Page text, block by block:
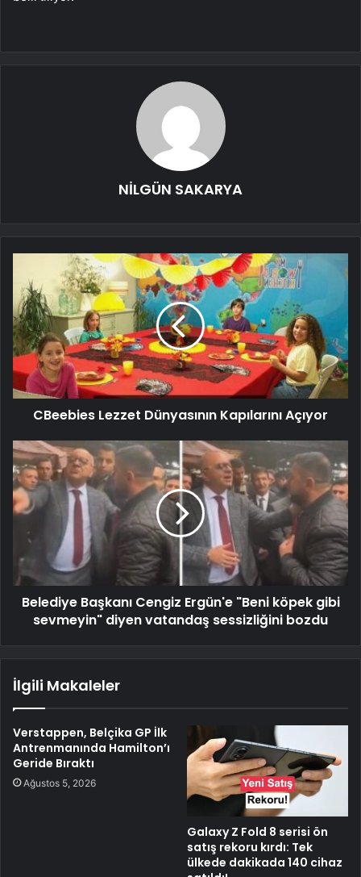
NİLGÜN SAKARYA
CBeebies Lezzet Dünyasının Kapılarını Açıyor
Belediye Başkanı Cengiz Ergün'e "Beni köpek gibi
sevmeyin" diyen vatandaş sessizliğini bozdu
İlgili Makaleler
Verstappen, Belçika GP İlk
Antrenmanında Hamilton’ı
Geride Bıraktı
Ağustos 5, 2026
Galaxy Z Fold 8 serisi ön
satış rekoru kırdı: Tek
ülkede dakikada 140 cihaz